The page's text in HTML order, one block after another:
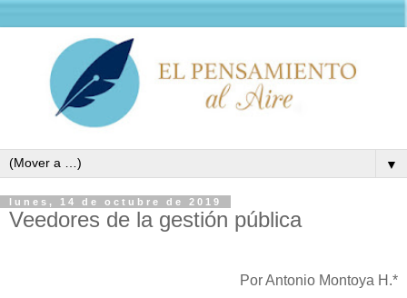
▼
lunes, 14 de octubre de 2019
Veedores de la gestión pública
Por Antonio Montoya H.*